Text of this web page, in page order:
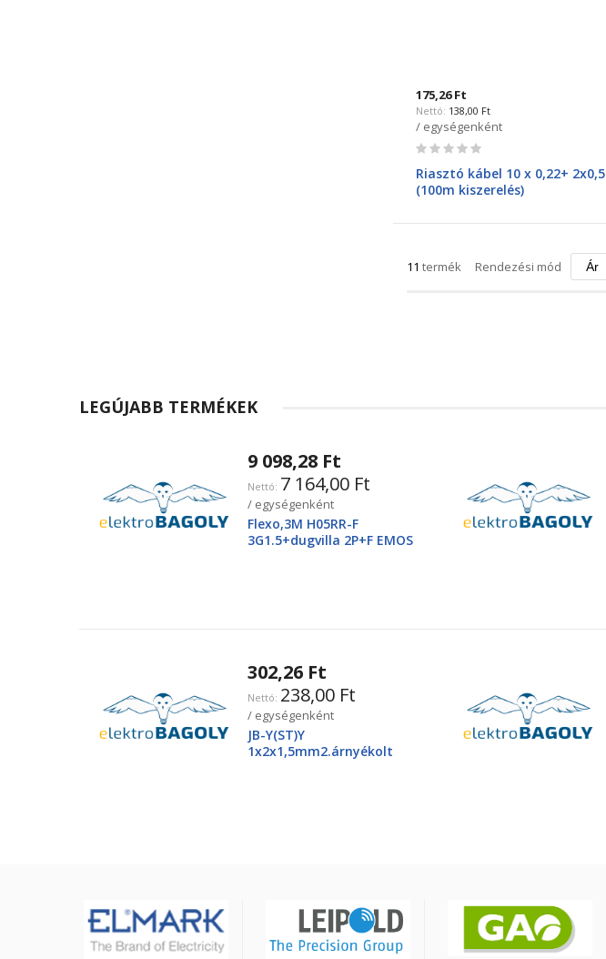
175,26 Ft
138,00 Ft
/ egységenként
Rating:
Riasztó kábel 10 x 0,22+ 2x0,5
(100m kiszerelés)
11 termék Rendezési mód
LEGÚJABB TERMÉKEK
9 098,28 Ft
7 164,00 Ft
/ egységenként
Flexo,3M H05RR-F
3G1.5+dugvilla 2P+F EMOS
302,26 Ft
238,00 Ft
/ egységenként
JB-Y(ST)Y
1x2x1,5mm2.árnyékolt